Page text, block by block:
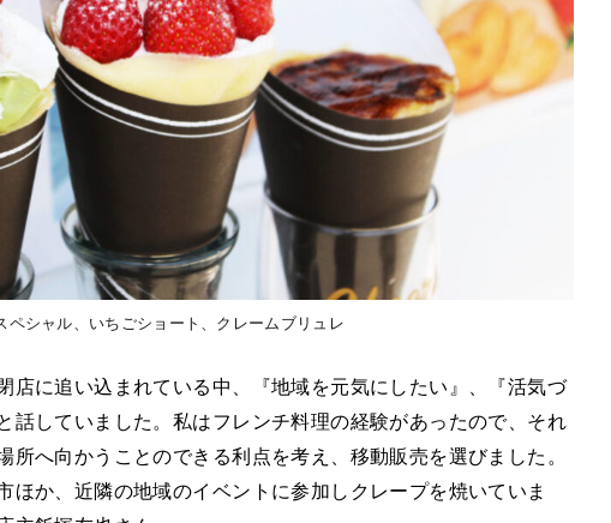
ペシャル、いちごショート、クレームブリュレ
店に追い込まれている中、『地域を元気にしたい』、『活気づ
話していました。私はフレンチ料理の経験があったので、それ
所へ向かうことのできる利点を考え、移動販売を選びました。
ほか、近隣の地域のイベントに参加しクレープを焼いていま